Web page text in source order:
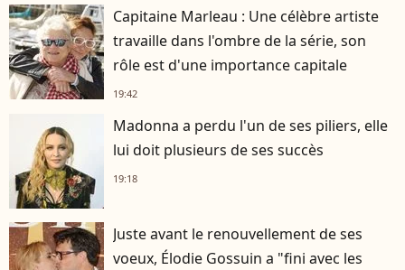
Capitaine Marleau : Une célèbre artiste
travaille dans l'ombre de la série, son
rôle est d'une importance capitale
19:42
Madonna a perdu l'un de ses piliers, elle
lui doit plusieurs de ses succès
19:18
Juste avant le renouvellement de ses
voeux, Élodie Gossuin a "fini avec les